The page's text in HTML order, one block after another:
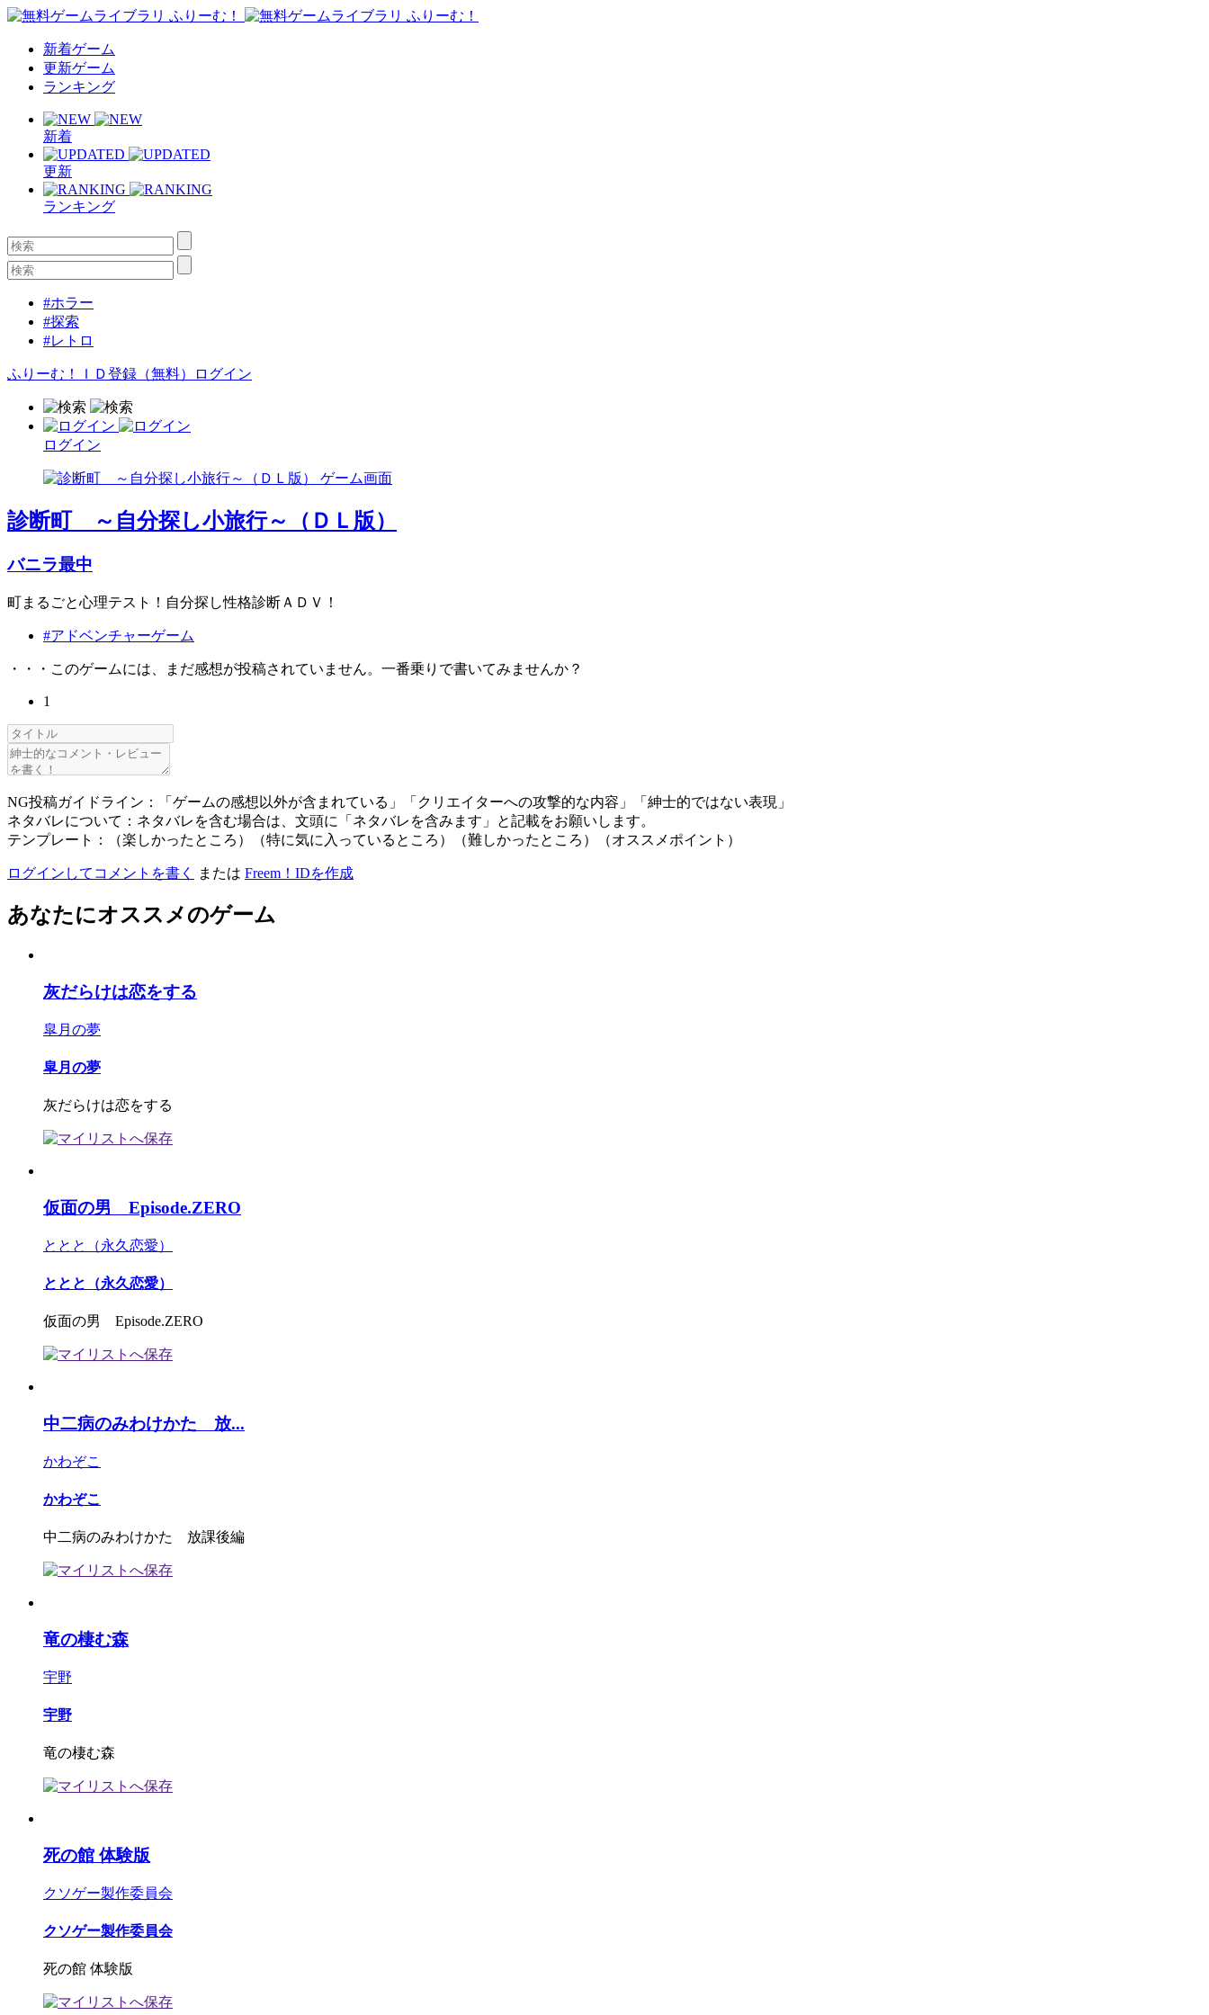
新着ゲーム
更新ゲーム
ランキング
新着
更新
ランキング
#ホラー
#探索
#レトロ
ふりーむ！ＩＤ登録（無料） ログイン
ログイン
診断町 ～自分探し小旅行～（ＤＬ版）
バニラ最中
町まるごと心理テスト！自分探し性格診断ＡＤＶ！
#アドベンチャーゲーム
・・・このゲームには、まだ感想が投稿されていません。一番乗りで書いてみませんか？
1
NG投稿ガイドライン：「ゲームの感想以外が含まれている」「クリエイターへの攻撃的な内容」「紳士的ではない表現」
ネタバレについて：ネタバレを含む場合は、文頭に「ネタバレを含みます」と記載をお願いします。
テンプレート：（楽しかったところ）（特に気に入っているところ）（難しかったところ）（オススメポイント）
ログインしてコメントを書く または Freem！IDを作成
あなたにオススメのゲーム
灰だらけは恋をする
皐月の夢
皐月の夢
灰だらけは恋をする
仮面の男 Episode.ZERO
ととと（永久恋愛）
ととと（永久恋愛）
仮面の男 Episode.ZERO
中二病のみわけかた 放...
かわぞこ
かわぞこ
中二病のみわけかた 放課後編
竜の棲む森
宇野
宇野
竜の棲む森
死の館 体験版
クソゲー製作委員会
クソゲー製作委員会
死の館 体験版